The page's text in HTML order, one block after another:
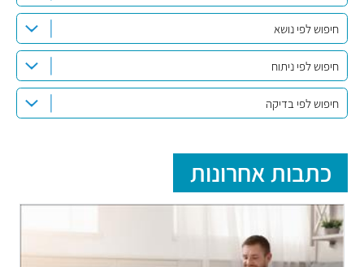
חיפוש לפי נושא
חיפוש לפי ניתוח
חיפוש לפי בדיקה
כתבות אחרונות